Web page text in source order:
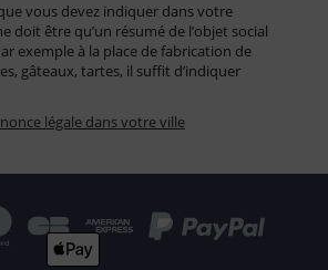
vous devez indiquer dans votre
doit être qu’un résumé de l’objet social
exemple à la place de fabrication de
gâteaux, tartes, il suffit d’indiquer
légale dans votre ville